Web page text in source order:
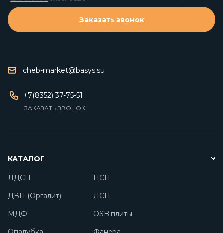
cheb-market@basys.su
+7(8352) 37-75-51
ЗАКАЗАТЬ ЗВОНОК
Заказать звонок
КАТАЛОГ
ЛДСП
ЦСП
ДВП (Оргалит)
ДСП
МДФ
OSB плиты